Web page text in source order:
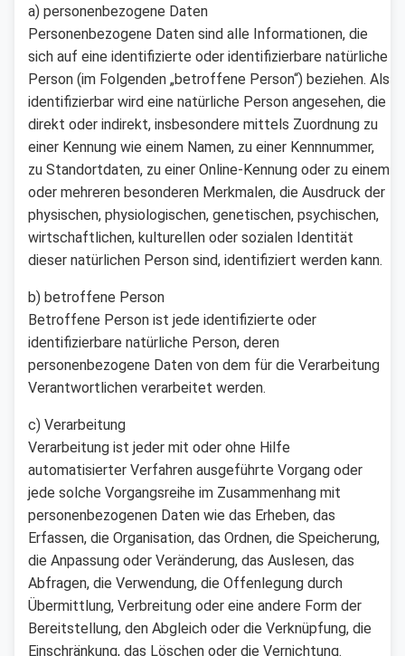
a) personenbezogene Daten
Personenbezogene Daten sind alle Informationen, die
sich auf eine identifizierte oder identifizierbare natürliche
Person (im Folgenden „betroffene Person“) beziehen. Als
identifizierbar wird eine natürliche Person angesehen, die
direkt oder indirekt, insbesondere mittels Zuordnung zu
einer Kennung wie einem Namen, zu einer Kennnummer,
zu Standortdaten, zu einer Online-Kennung oder zu einem
oder mehreren besonderen Merkmalen, die Ausdruck der
physischen, physiologischen, genetischen, psychischen,
wirtschaftlichen, kulturellen oder sozialen Identität
dieser natürlichen Person sind, identifiziert werden kann.
b) betroffene Person
Betroffene Person ist jede identifizierte oder
identifizierbare natürliche Person, deren
personenbezogene Daten von dem für die Verarbeitung
Verantwortlichen verarbeitet werden.
c) Verarbeitung
Verarbeitung ist jeder mit oder ohne Hilfe
automatisierter Verfahren ausgeführte Vorgang oder
jede solche Vorgangsreihe im Zusammenhang mit
personenbezogenen Daten wie das Erheben, das
Erfassen, die Organisation, das Ordnen, die Speicherung,
die Anpassung oder Veränderung, das Auslesen, das
Abfragen, die Verwendung, die Offenlegung durch
Übermittlung, Verbreitung oder eine andere Form der
Bereitstellung, den Abgleich oder die Verknüpfung, die
Einschränkung, das Löschen oder die Vernichtung.